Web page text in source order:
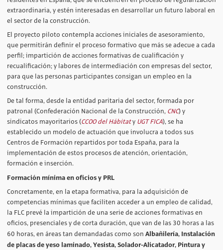
extraordinaria, y estén interesadas en desarrollar un futuro laboral en
el sector de la construcción.
El proyecto piloto contempla acciones iniciales de asesoramiento,
que permitirán definir el proceso formativo que más se adecue a cada
perfil; impartición de acciones formativas de cualificación y
recualificación; y labores de intermediación con empresas del sector,
para que las personas participantes consigan un empleo en la
construcción.
De tal forma, desde la entidad paritaria del sector, formada por
patronal (Confederación Nacional de la Construcción, CNC) y
sindicatos mayoritarios (CCOO del Hábitaty UGT FICA), se ha
establecido un modelo de actuación que involucra a todos sus
Centros de Formación repartidos por toda España, para la
implementación de estos procesos de atención, orientación,
formación e inserción.
Formación mínima en oficios y PRL
Concretamente, en la etapa formativa, para la adquisición de
competencias mínimas que faciliten acceder a un empleo de calidad,
la FLC prevé la impartición de una serie de acciones formativas en
oficios, presenciales y de corta duración, que van de las 30 horas a las
60 horas, en áreas tan demandadas como son Albañilería, Instalación
de placas de yeso laminado, Yesista, Solador-Alicatador, Pintura y